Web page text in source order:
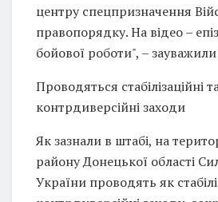
центру спецпризначення
правопорядку. На відео –
бойової роботи", –
Проводяться стабілізаційні
контрдиверсійні заходи
Як зазнали в штабі, на
району Донецької області
України проводять як